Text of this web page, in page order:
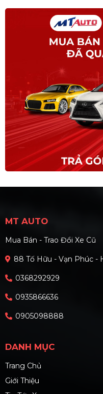
MT AUTO
Mua Bán - Trao Đổi Xe Cũ
88 Tố Hữu - Vạn Phúc -
0368292929
0935866636
0905098888
DANH MỤC
Trang Chủ
Giới Thiệu